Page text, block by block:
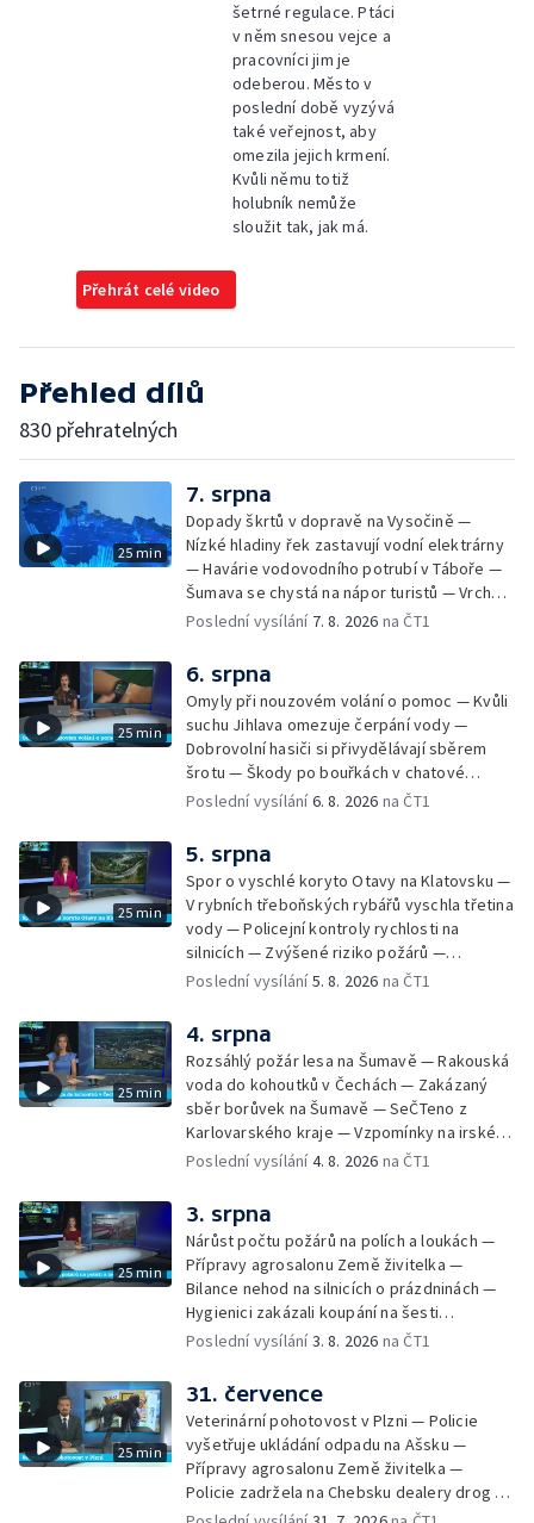
šetrné regulace. Ptáci
v něm snesou vejce a
pracovníci jim je
odeberou. Město v
poslední době vyzývá
také veřejnost, aby
omezila jejich krmení.
Kvůli němu totiž
holubník nemůže
sloužit tak, jak má.
Přehrát celé video
Přehled dílů
830 přehratelných
25 min
7. srpna
Dopady škrtů v dopravě na Vysočině —
Nízké hladiny řek zastavují vodní elektrárny
— Havárie vodovodního potrubí v Táboře —
Šumava se chystá na nápor turistů — Vrcholí
zájem o last minute dovolené — Marek
provozu při setkání s koněm — Dobrovolníci
likvidují invazní rostlinu u Otavy —
Francouzští krajináři na českokrumlovské
výstavě
Poslední vysílání 7. 8. 2026 na ČT1
25 min
6. srpna
Omyly při nouzovém volání o pomoc — Kvůli
suchu Jihlava omezuje čerpání vody —
Dobrovolní hasiči si přivydělávají sběrem
šrotu — Škody po bouřkách v chatové
oblasti — Pátrání po muži na jezeru Most —
parašutistů — Na letní výlety se dá vyrazit
autem, na kole, pěšky nebo třeba vlakem.
Svůj vlastní způsob cestování má ale Pavel
Žůrek z Jarošova na Svitavsku. Po Česku
jezdí v bezmála osmdesát let starém
renovovaném traktoru. Pohybuje se
většinou po okreskách a nocuje — Srážka
zažehnává krizi ve zdravotnictví — Instalace
nové sochy v Mariánských Lázních
Poslední vysílání6. 8. 2026 na ČT1
25 min
5. srpna
Spor o vyschlé koryto Otavy na Klatovsku —
V rybních třeboňských rybářů vyschla třetina
vody — Policejní kontroly rychlosti na
silnicích — Zvýšené riziko požárů —
Zemědělci na Vysočině čekají na déšť —
pro sociálně znevýhodněné — Neobvyklá
nehoda cyklisty v Karlových Varech —
Horské hotely nabízejí kuchařům vyšší platy
— Převoz obřích nádob do plzeňského
pivovaru
Poslední vysílání5. 8. 2026 na ČT1
25 min
4. srpna
Rozsáhlý požár lesa na Šumavě — Rakouská
voda do kohoutků v Čechách — Zakázaný
sběr borůvek na Šumavě — SeČTeno z
Karlovarského kraje — Vzpomínky na irského
hudebníka Glena Hansarda — Tři případy
řidiče za záchranu ženy — Pět let od
tragické železniční nehody v Milavčích —
Čištění Karlova mostu — Cestování za
hvězdnou oblohou
Poslední vysílání4. 8. 2026 na ČT1
25 min
3. srpna
Nárůst počtu požárů na polích a loukách —
Přípravy agrosalonu Země živitelka —
Bilance nehod na silnicích o prázdninách —
Hygienici zakázali koupání na šesti
koupalištích — Vodní záchranáři na Lipně
elektráren — Kvůli suchu vysychají obecní
studny — Péče o seniory jako brigáda —
Desítky uzavírek v Plzni — Pomoc
fanouškům na fesivalech kvůli vedru —
Historie založení Františkových Lázní
Poslední vysílání3. 8. 2026 na ČT1
25 min
31. července
Veterinární pohotovost v Plzni — Policie
vyšetřuje ukládání odpadu na Ašsku —
Přípravy agrosalonu Země živitelka —
Policie zadržela na Chebsku dealery drog —
Extrémní nasazení hasičů v Plzeňském kraji